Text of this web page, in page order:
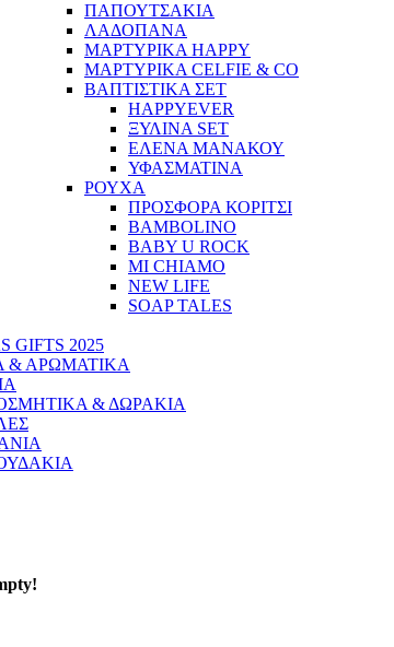
ΠΑΠΟΥΤΣΑΚΙΑ
ΛΑΔΟΠΑΝΑ
ΜΑΡΤΥΡΙΚΑ HAPPY
ΜΑΡΤΥΡΙΚΑ CELFIE & CO
ΒΑΠΤΙΣΤΙΚΑ ΣΕΤ
HAPPYEVER
ΞΥΛΙΝΑ SET
ΕΛΕΝΑ ΜΑΝΑΚΟΥ
ΥΦΑΣΜΑΤΙΝΑ
ΡΟΥΧΑ
ΠΡΟΣΦΟΡΑ ΚΟΡΙΤΣΙ
BAMBOLINO
BABY U ROCK
MI CHIAMO
NEW LIFE
SOAP TALES
GIFTS 2025
& ΑΡΩΜΑΤΙΚΑ
& ΔΩΡΑΚΙΑ